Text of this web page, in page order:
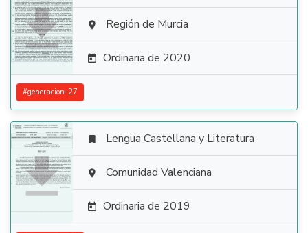
  Región de Murcia
 Ordinaria de 2020
#generacion-27

 Lengua Castellana y Literatura
 Comunidad Valenciana
 Ordinaria de 2019